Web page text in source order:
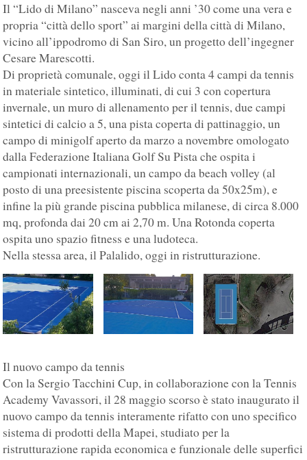
Il “Lido di Milano” nasceva negli anni ’30 come una vera e
propria “città dello sport” ai margini della città di Milano,
vicino all’ippodromo di San Siro, un progetto dell’ingegner
Cesare Marescotti.
Di proprietà comunale, oggi il Lido conta 4 campi da tennis
in materiale sintetico, illuminati, di cui 3 con copertura
invernale, un muro di allenamento per il tennis, due campi
sintetici di calcio a 5, una pista coperta di pattinaggio, un
campo di minigolf aperto da marzo a novembre omologato
dalla Federazione Italiana Golf Su Pista che ospita i
campionati internazionali, un campo da beach volley (al
posto di una preesistente piscina scoperta da 50x25m), e
infine la più grande piscina pubblica milanese, di circa 8.000
mq, profonda dai 20 cm ai 2,70 m. Una Rotonda coperta
ospita uno spazio fitness e una ludoteca.
Nella stessa area, il Palalido, oggi in ristrutturazione.
Il nuovo campo da tennis
Con la Sergio Tacchini Cup, in collaborazione con la Tennis
Academy Vavassori, il 28 maggio scorso è stato inaugurato il
nuovo campo da tennis interamente rifatto con uno specifico
sistema di prodotti della Mapei, studiato per la
ristrutturazione rapida economica e funzionale delle superfici